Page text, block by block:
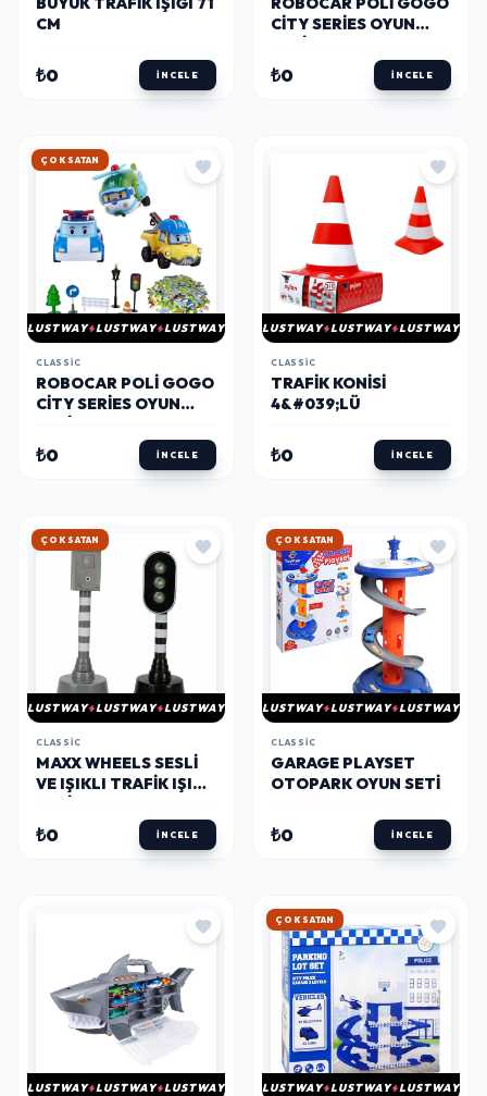
CM
₺0 İNCELE
CITY SERIES OYUN
₺0 İNCELE
HIZLI KARGO
LUSTWAY LUSTWAY LUSTWAY
CLASSIC
ROBOCAR POLI GOGO
CITY SERIES OYUN
₺0 İNCELE
LUSTWAY LUSTWAY LUSTWAY
CLASSIC
TRAFIK KONISI
4&#039;LÜ
₺0 İNCELE
HIZLI KARGO
LUSTWAY LUSTWAY LUSTWAY
CLASSIC
MAXX WHEELS SESLI
VE IŞIKLI TRAFIK IŞIK
₺0 İNCELE
HIZLI KARGO
LUSTWAY LUSTWAY LUSTWAY
CLASSIC
GARAGE PLAYSET
OTOPARK OYUN SETI
₺0 İNCELE
LUSTWAY LUSTWAY LUSTWAY
HIZLI KARGO
LUSTWAY LUSTWAY LUSTWAY